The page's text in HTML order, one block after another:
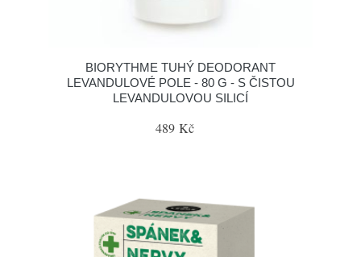
BIORYTHME TUHÝ DEODORANT
LEVANDULOVÉ POLE - 80 G - S ČISTOU
LEVANDULOVOU SILICÍ
489 Kč